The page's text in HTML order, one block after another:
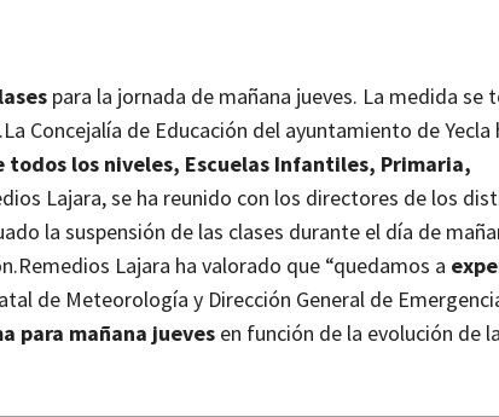
para la jornada de mañana jueves. La medida se
La Concejalía de Educación del ayuntamiento de Yecla
los niveles, Escuelas Infantiles, Primaria,
Lajara, se ha reunido con los directores de los
la suspensión de las clases durante el día de
Remedios Lajara ha valorado que “quedamos a
de Meteorología y Dirección General de
para mañana jueves en función de la evolución de la